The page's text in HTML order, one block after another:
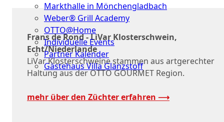
Markthalle in Mönchengladbach
Weber® Grill Academy
OTTO@Home
Individuelle Events
Partner Kalender
Gästehaus Villa Glanzstoff
Frans de Rond - LiVar Klosterschwein,
Echt/Niederlande
LiVar Klosterschweine stammen aus artgerechter
Haltung aus der OTTO GOURMET Region.
mehr über den Züchter erfahren ⟶